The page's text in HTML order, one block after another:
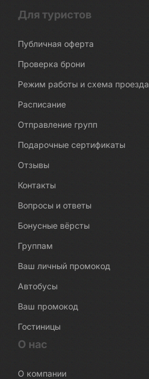
Для туристов
Публичная оферта
Проверка брони
Режим работы и схема проезда
Расписание
Отправление групп
Подарочные сертификаты
Отзывы
Контакты
Вопросы и ответы
Бонусные вёрсты
Группам
Ваш личный промокод
Автобусы
Ваш промокод
Гостиницы
О нас
О компании